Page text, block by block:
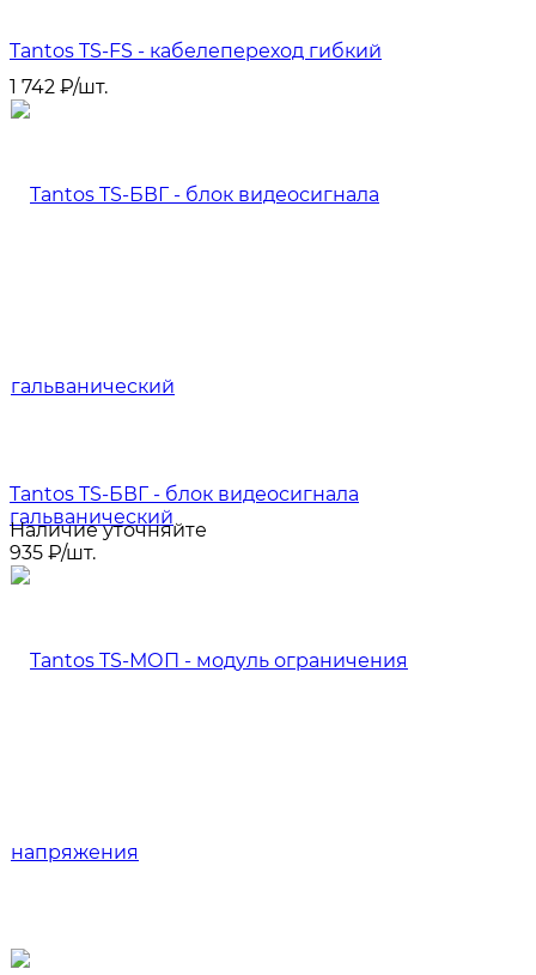
Tantos TS-FS - кабелепереход гибкий
1 742 ₽/шт.
Tantos TS-БВГ - блок видеосигнала
гальванический
Наличие уточняйте
935 ₽/шт.